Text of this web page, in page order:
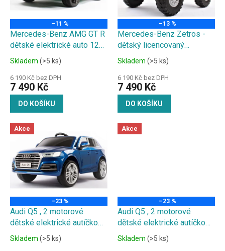
o
–11 %
Mercedes-Benz AMG GT R
dětské elektrické auto 12V
7Ah - silnější baterie
Skladem (>5 ks)
6 190 Kč bez DPH
7 490 Kč
DO KOŠÍKU
–13 %
Mercedes-Benz Zetros -
dětský licencovaný
elektrický náklaďák 12V
7Ah - silnější baterie
Skladem (>5 ks)
6 190 Kč bez DPH
7 490 Kč
DO KOŠÍKU
Akce
–23 %
Audi Q5 , 2 motorové
dětské elektrické autíčko
Metalíza 12V 7Ah - silnější
Skladem (>5 ks)
Akce
–23 %
Audi Q5 , 2 motorové
dětské elektrické autíčko
Metalíza 12V 7Ah - silnější
Skladem (>5 ks)